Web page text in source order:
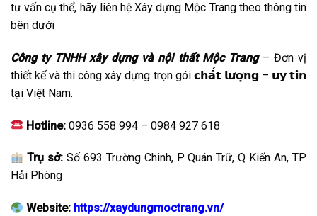
tư vấn cụ thể, hãy liên hệ Xây dựng Mộc Trang theo thông tin
bên dưới
Công ty TNHH xây dựng và nội thất Mộc Trang– Đơn vị
thiết kế và thi công xây dựng trọn gói 𝗰𝗵𝗮̂́𝘁 𝗹𝘂̛𝗼̛̣𝗻𝗴 – 𝘂𝘆 𝘁𝗶́𝗻
tại Việt Nam.
Hotline: 0936 558 994 – 0984 927 618
Trụ sở: Số 693 Trường Chinh, P Quán Trữ, Q Kiến An, TP
Hải Phòng
Website: https://xaydungmoctrang.vn/